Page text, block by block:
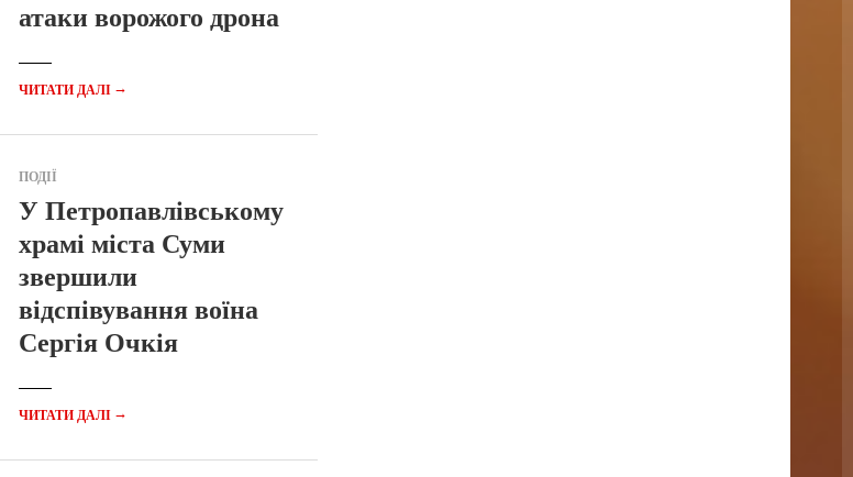
атаки ворожого дрона
ЧИТАТИ ДАЛІ →
ПОДІЇ
У Петропавлівському
храмі міста Суми
звершили
відспівування воїна
Сергія Очкія
ЧИТАТИ ДАЛІ →